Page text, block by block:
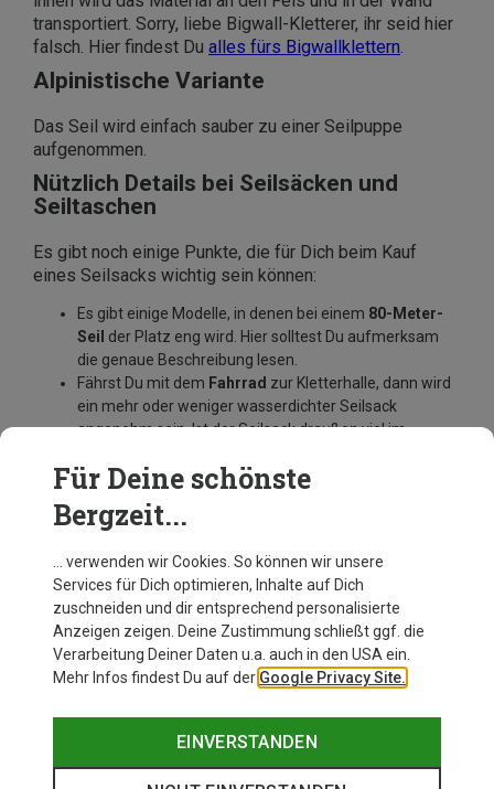
transportiert. Sorry, liebe Bigwall-Kletterer, ihr seid hier
falsch. Hier findest Du alles fürs Bigwallklettern.
Alpinistische Variante
Das Seil wird einfach sauber zu einer Seilpuppe
aufgenommen.
Nützlich Details bei Seilsäcken und
Seiltaschen
Es gibt noch einige Punkte, die für Dich beim Kauf
eines Seilsacks wichtig sein können:
Es gibt einige Modelle, in denen bei einem 80-Meter-
Seil der Platz eng wird. Hier solltest Du aufmerksam
die genaue Beschreibung lesen.
Fährst Du mit dem Fahrrad zur Kletterhalle, dann wird
ein mehr oder weniger wasserdichter Seilsack
angenehm sein. Ist der Seilsack draußen viel im
Jeder Seilsack hat zwei Schlaufen, an denen beide
Seilenden festgeknotet werden können - und auch
sollten.
Für Deine schönste
Bergzeit...
… verwenden wir Cookies. So können wir unsere
Services für Dich optimieren, Inhalte auf Dich
zuschneiden und dir entsprechend personalisierte
Anzeigen zeigen. Deine Zustimmung schließt ggf. die
Verarbeitung Deiner Daten u.a. auch in den USA ein.
Mehr Infos findest Du auf der Google Privacy Site.
EINVERSTANDEN